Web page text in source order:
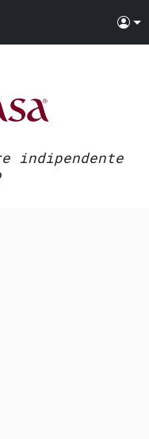
indipendente